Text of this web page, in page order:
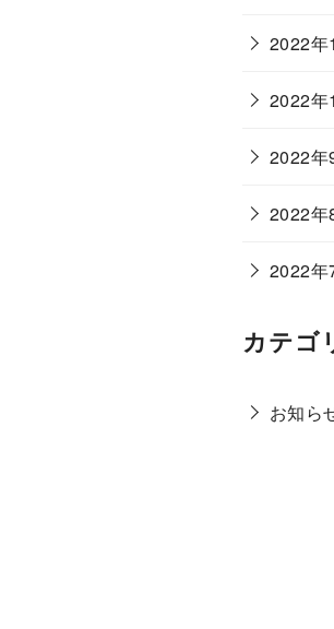
2022年
2022年
2022年
2022年
2022年
カテゴ
お知ら